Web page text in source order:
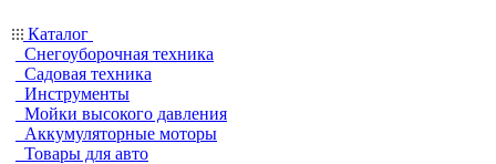
Каталог
Снегоуборочная техника
Садовая техника
Инструменты
Мойки высокого давления
Аккумуляторные моторы
Товары для авто